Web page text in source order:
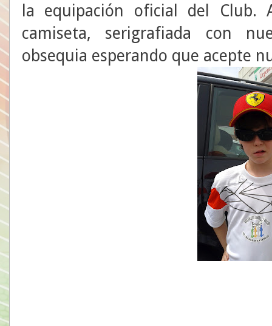
la equipación oficial del
camiseta, serigrafiada con
obsequia esperando que acepte